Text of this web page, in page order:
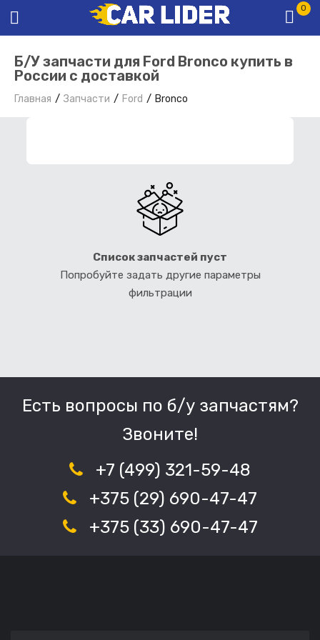
0
Б/У запчасти для Ford Bronco купить в
России с доставкой
Главная Запчасти Ford Bronco
Список запчастей пуст
Попробуйте задать другие параметры
фильтрации
Есть вопросы по б/у запчастям?
Звоните!
+7 (499) 321-59-48
+375 (29) 690-47-47
+375 (33) 690-47-47